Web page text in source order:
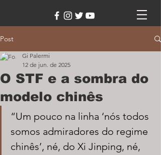
Post
O STF e a sombra do
modelo chinês
Gi Palermi
12 de jun. de 2025
“Um pouco na linha ‘nós todos
somos admiradores do regime
chinês’, né, do Xi Jinping, né,